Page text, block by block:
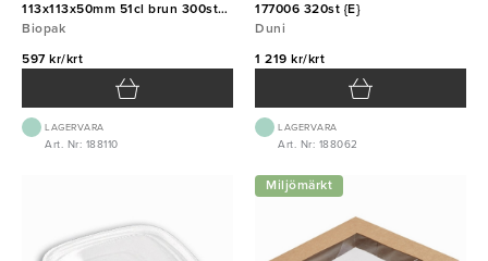
113x113x50mm 51cl brun 300st
Duni {E}
Biopak
597 kr/krt
LAGERVARA
Art. Nr: 188110
177006 320st {E}
Duni
1 219 kr/krt
LAGERVARA
Art. Nr: 188062
Miljömärkt